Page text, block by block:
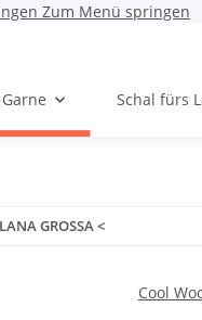
Zum Menü springen
Schal fürs
LANA GROSSA <
Cool